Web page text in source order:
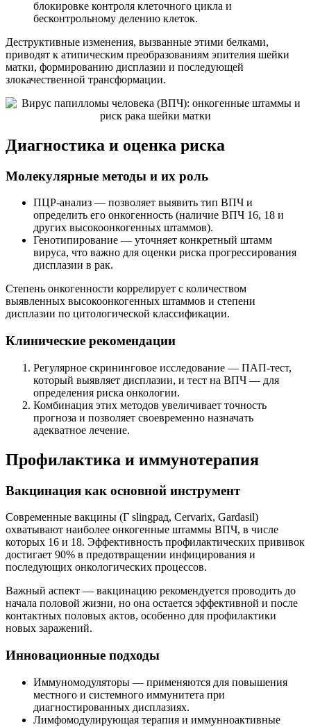
блокировке контроля клеточного цикла и
бесконтрольному делению клеток.
Деструктивные изменения, вызванные этими белками,
приводят к атипическим преобразованиям эпителия шейки
матки, формированию дисплазии и последующей
злокачественной трансформации.
Диагностика и оценка риска
Молекулярные методы и их роль
ПЦР-анализ — позволяет выявить тип ВПЧ и
определить его онкогенность (наличие ВПЧ 16, 18 и
других высокоонкогенных штаммов).
Генотипирование — уточняет конкретный штамм
вируса, что важно для оценки риска прогрессирования
дисплазии в рак.
Степень онкогенности коррелирует с количеством
выявленных высокоонкогенных штаммов и степени
дисплазии по цитологической классификации.
Клинические рекомендации
Регулярное скрининговое исследование — ПАП-тест,
который выявляет дисплазии, и тест на ВПЧ — для
определения риска онкологии.
Комбинация этих методов увеличивает точность
прогноза и позволяет своевременно назначать
адекватное лечение.
Профилактика и иммунотерапия
Вакцинация как основной инструмент
Современные вакцины (Г slingрад, Cervarix, Gardasil)
охватывают наиболее онкогенные штаммы ВПЧ, в числе
которых 16 и 18. Эффективность профилактических прививок
достигает 90% в предотвращении инфицирования и
последующих онкологических процессов.
Важный аспект — вакцинацию рекомендуется проводить до
начала половой жизни, но она остается эффективной и после
контактных половых актов, особенно для профилактики
новых заражений.
Инновационные подходы
Иммуномодуляторы — применяются для повышения
местного и системного иммунитета при
диагностированных дисплазиях.
Лимфомодулирующая терапия и иммунноактивные